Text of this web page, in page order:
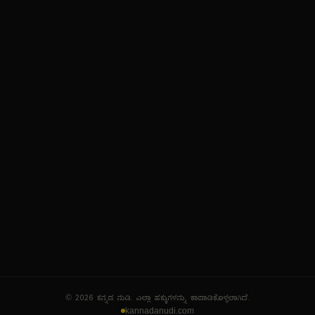
© 2026 ಕನ್ನಡ ನುಡಿ. ಎಲ್ಲಾ ಹಕ್ಕುಗಳನ್ನು ಕಾಪಾಡಿಕೊಳ್ಳಲಾಗಿದೆ.
kannadanudi.com